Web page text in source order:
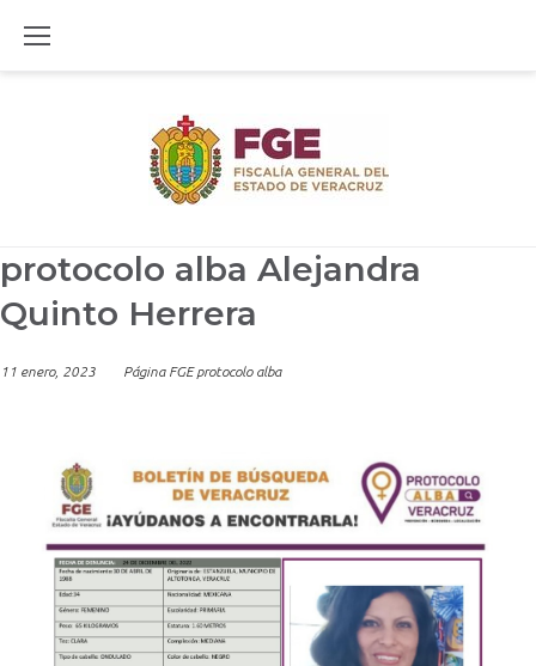
protocolo alba Alejandra
Quinto Herrera
11 enero, 2023 Página FGE protocolo alba